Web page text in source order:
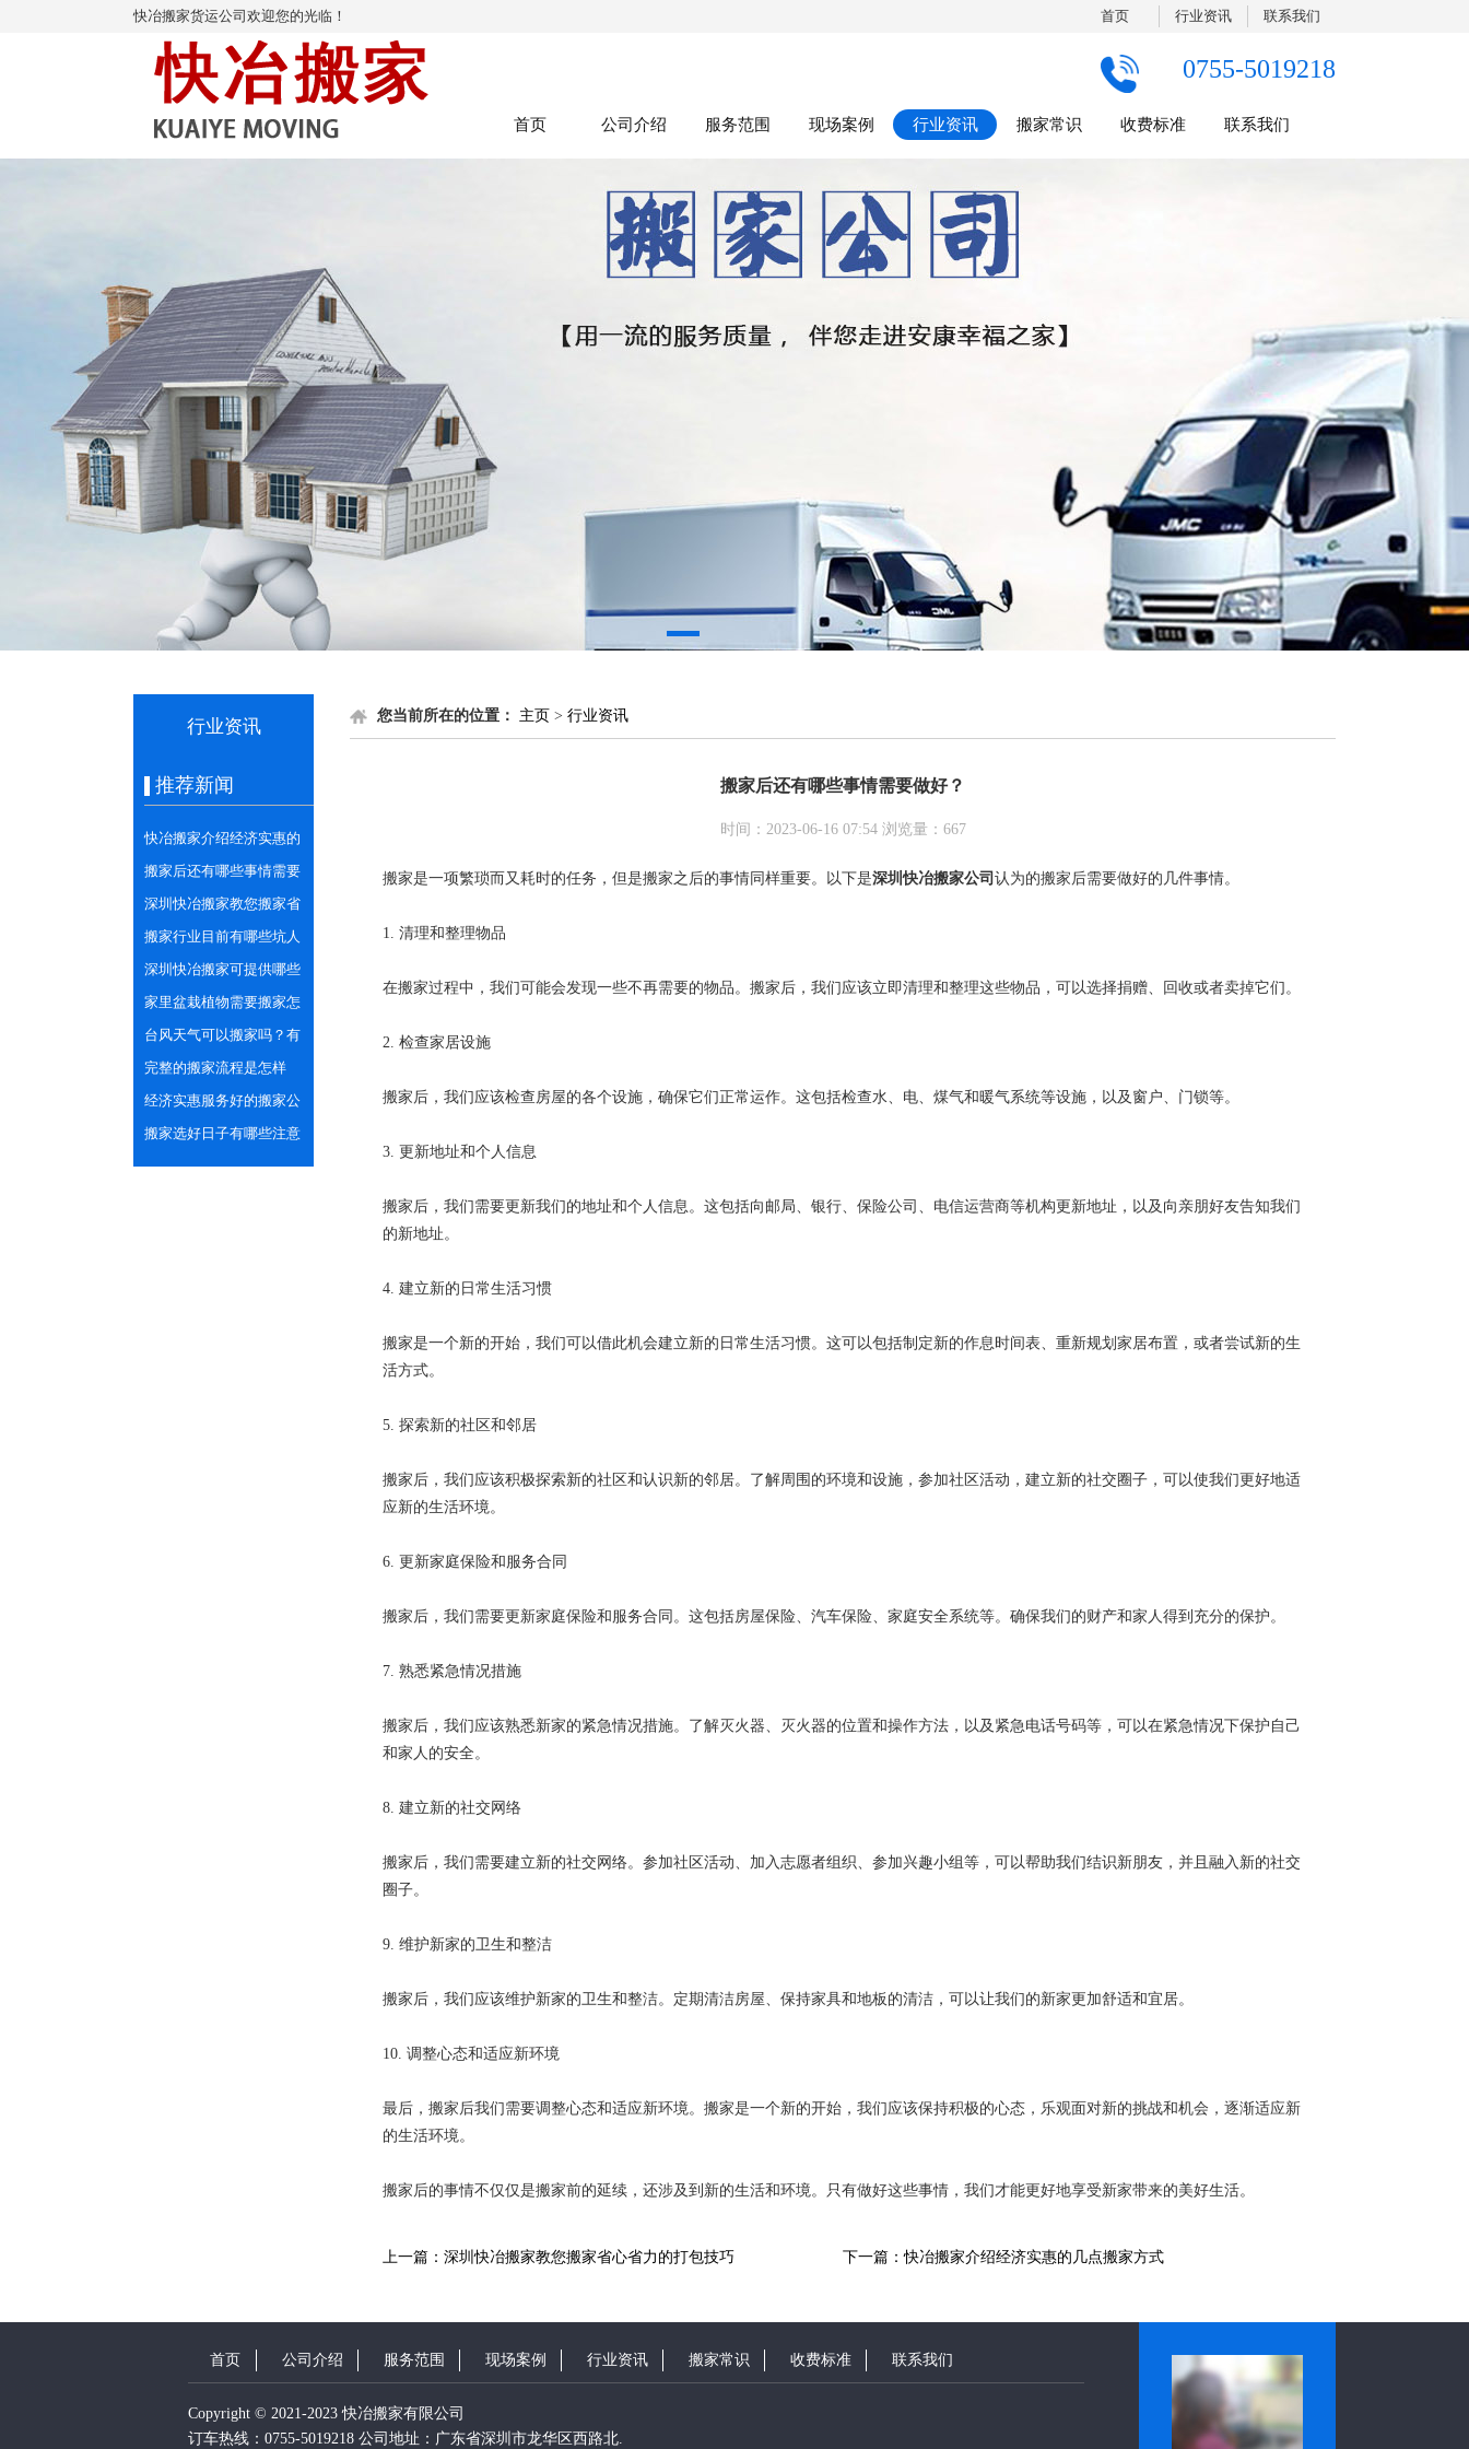
快冶搬家货运公司欢迎您的光临！ 联系我们
行业资讯
首页
0755-5019218
首页 公司介绍 服务范围 现场案例 行业资讯 搬家常识 收费标准 联系我们
行业资讯
推荐新闻
快冶搬家介绍经济实惠的
几点搬家方式
搬家后还有哪些事情需要
做好？
深圳快冶搬家教您搬家省
心省力的打包技巧
搬家行业目前有哪些坑人
套路？
深圳快冶搬家可提供哪些
货运车型？
家里盆栽植物需要搬家怎
么办？
台风天气可以搬家吗？有
哪些注意事项？
完整的搬家流程是怎样
的？
经济实惠服务好的搬家公
司怎么找？
搬家选好日子有哪些注意
事项？
您当前所在的位置： 主页 > 行业资讯
搬家后还有哪些事情需要做好？
时间：2023-06-16 07:54 浏览量： 667
搬家是一项繁琐而又耗时的任务，但是搬家之后的事情同样重要。以下是深圳快冶搬家公司 认为的搬家后需要做好的几件事情。
1. 清理和整理物品
在搬家过程中，我们可能会发现一些不再需要的物品。搬家后，我们应该立即清理和整理这些物品，可以选择捐赠、回收或者卖掉它们。
2. 检查家居设施
搬家后，我们应该检查房屋的各个设施，确保它们正常运作。这包括检查水、电、煤气和暖气系统等设施，以及窗户、门锁等。
3. 更新地址和个人信息
搬家后，我们需要更新我们的地址和个人信息。这包括向邮局、银行、保险公司、电信运营商等机构更新地址，以及向亲朋好友告知我们
的新地址。
4. 建立新的日常生活习惯
搬家是一个新的开始，我们可以借此机会建立新的日常生活习惯。这可以包括制定新的作息时间表、重新规划家居布置，或者尝试新的生
活方式。
5. 探索新的社区和邻居
搬家后，我们应该积极探索新的社区和认识新的邻居。了解周围的环境和设施，参加社区活动，建立新的社交圈子，可以使我们更好地适
应新的生活环境。
6. 更新家庭保险和服务合同
搬家后，我们需要更新家庭保险和服务合同。这包括房屋保险、汽车保险、家庭安全系统等。确保我们的财产和家人得到充分的保护。
7. 熟悉紧急情况措施
搬家后，我们应该熟悉新家的紧急情况措施。了解灭火器、灭火器的位置和操作方法，以及紧急电话号码等，可以在紧急情况下保护自己
和家人的安全。
8. 建立新的社交网络
搬家后，我们需要建立新的社交网络。参加社区活动、加入志愿者组织、参加兴趣小组等，可以帮助我们结识新朋友，并且融入新的社交
圈子。
9. 维护新家的卫生和整洁
搬家后，我们应该维护新家的卫生和整洁。定期清洁房屋、保持家具和地板的清洁，可以让我们的新家更加舒适和宜居。
10. 调整心态和适应新环境
最后，搬家后我们需要调整心态和适应新环境。搬家是一个新的开始，我们应该保持积极的心态，乐观面对新的挑战和机会，逐渐适应新
的生活环境。
搬家后的事情不仅仅是搬家前的延续，还涉及到新的生活和环境。只有做好这些事情，我们才能更好地享受新家带来的美好生活。
上一篇：深圳快冶搬家教您搬家省心省力的打包技巧 下一篇：快冶搬家介绍经济实惠的几点搬家方式
首页 公司介绍 服务范围 现场案例 行业资讯 搬家常识 收费标准 联系我们
Copyright © 2021-2023 快冶搬家有限公司
订车热线：0755-5019218 公司地址：广东省深圳市龙华区西路北.